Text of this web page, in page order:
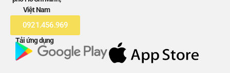
Việt Nam
0921.456.969
Tải ứng dụng